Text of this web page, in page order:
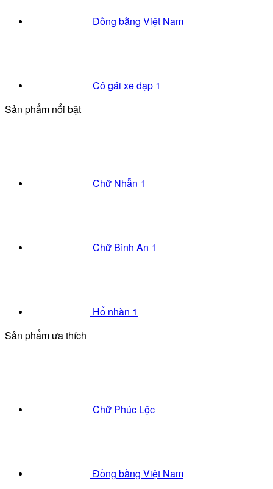
Đồng bằng Việt Nam
Cô gái xe đạp 1
Sản phẩm nổi bật
Chữ Nhẫn 1
Chữ Bình An 1
Hổ nhàn 1
Sản phẩm ưa thích
Chữ Phúc Lộc
Đồng bằng Việt Nam